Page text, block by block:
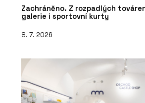
Zachráněno. Z rozpadlých
galerie i sportovní kurty
8. 7. 2026